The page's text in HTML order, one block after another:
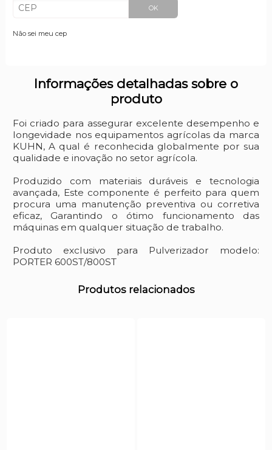
OK
Não sei meu cep
Informações detalhadas sobre o
produto
Foi criado para assegurar excelente desempenho e
longevidade nos equipamentos agrícolas da marca
KUHN, A qual é reconhecida globalmente por sua
qualidade e inovação no setor agrícola.
Produzido com materiais duráveis e tecnologia
avançada, Este componente é perfeito para quem
procura uma manutenção preventiva ou corretiva
eficaz, Garantindo o ótimo funcionamento das
máquinas em qualquer situação de trabalho.
Produto exclusivo para Pulverizador modelo:
PORTER 600ST/800ST
Produtos relacionados